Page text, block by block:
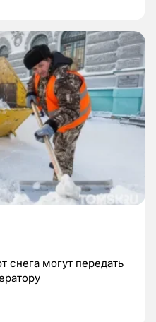
снега могут передать